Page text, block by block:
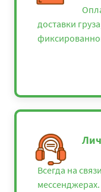
доставки
Всегда на